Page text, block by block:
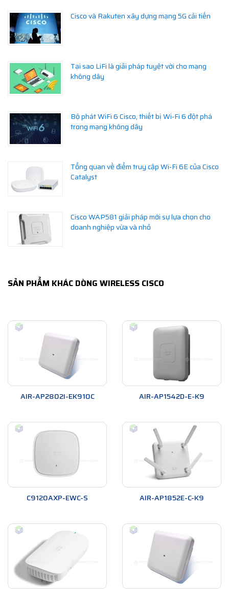
Cisco và Rakuten xây dựng mạng 5G cải tiến
Tại sao LiFi là giải pháp tuyệt vời cho mạng
không dây
Bộ phát WiFi 6 Cisco, thiết bị Wi-Fi 6 đột phá
trong mạng không dây
Tổng quan về điểm truy cập Wi-Fi 6E của Cisco
Catalyst
Cisco WAP581 giải pháp mới sự lựa chọn cho
doanh nghiệp vừa và nhỏ
SẢN PHẨM KHÁC DÒNG WIRELESS CISCO
AIR-AP2802I-EK910C AIR-AP1542D-E-K9
C9120AXP-EWC-S AIR-AP1852E-C-K9